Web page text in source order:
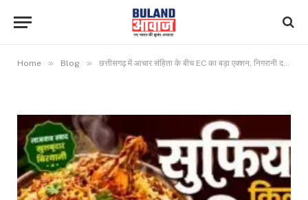
Home » Blog » छत्तीसगढ़ में आचार संहिता के बीच EC का बड़ा एक्शन, निगरानी दलों ने अब तक 25 करोड़ रुपये की नकदी और सामग्री की जब्त